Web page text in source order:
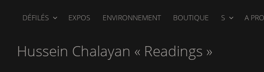
DÉFILÉS EXPOS ENVIRONNEMENT BOUTIQUE S A
Hussein Chalayan « Readings »